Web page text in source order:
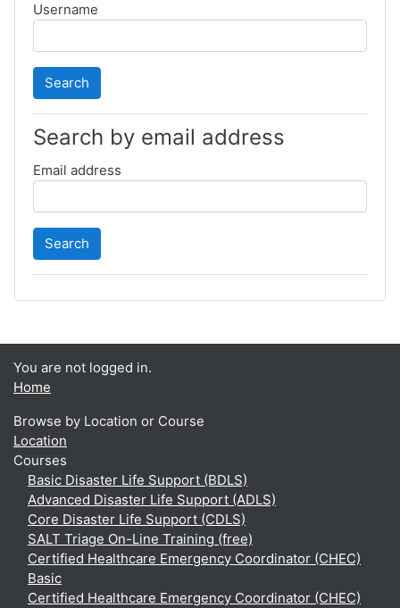
Username
Search by email address
Email address
You are not logged in.
Home
Browse by Location or Course
Location
Courses
Basic Disaster Life Support (BDLS)
Advanced Disaster Life Support (ADLS)
Core Disaster Life Support (CDLS)
SALT Triage On-Line Training (free)
Certified Healthcare Emergency Coordinator (CHEC)
Basic
Certified Healthcare Emergency Coordinator (CHEC)